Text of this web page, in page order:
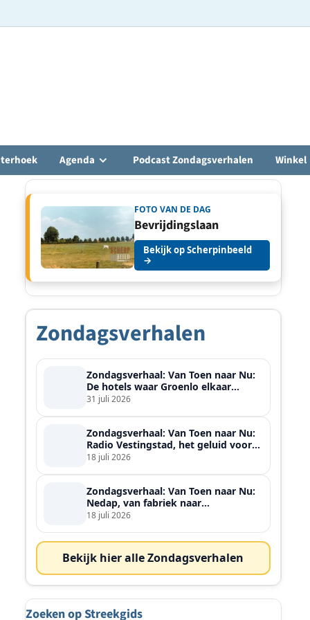
Agenda Podcast Zondagsverhalen Winkel
FOTO VAN DE DAG
Bevrijdingslaan
Bekijk op Scherpinbeeld
→
Zondagsverhalen
Zondagsverhaal: Van Toen naar Nu:
De hotels waar Groenlo elkaar
ontmoette
31 juli 2026
Zondagsverhaal: Van Toen naar Nu:
Radio Vestingstad, het geluid voor
heel de streek
18 juli 2026
Zondagsverhaal: Van Toen naar Nu:
Nedap, van fabriek naar
wereldspeler
18 juli 2026
Bekijk hier alle Zondagsverhalen
Zoeken op Streekgids